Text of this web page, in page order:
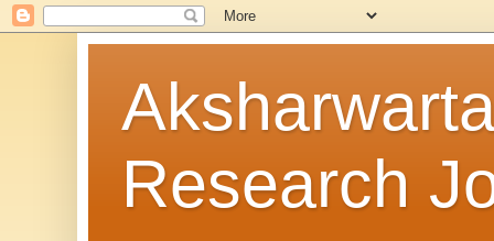
Research